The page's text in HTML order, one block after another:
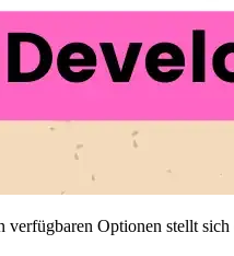
Optionen stellt